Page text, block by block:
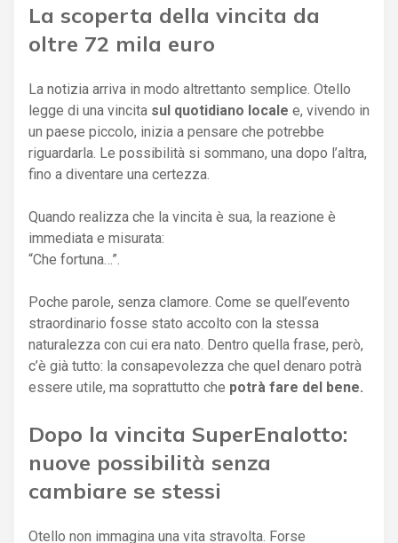
La scoperta della vincita da
oltre 72 mila euro
La notizia arriva in modo altrettanto semplice. Otello
legge di una vincita sul quotidiano locale e, vivendo in
un paese piccolo, inizia a pensare che potrebbe
riguardarla. Le possibilità si sommano, una dopo l’altra,
fino a diventare una certezza.
Quando realizza che la vincita è sua, la reazione è
immediata e misurata:
“Che fortuna…”.
Poche parole, senza clamore. Come se quell’evento
straordinario fosse stato accolto con la stessa
naturalezza con cui era nato. Dentro quella frase, però,
c’è già tutto: la consapevolezza che quel denaro potrà
essere utile, ma soprattutto che potrà fare del bene.
Dopo la vincita SuperEnalotto:
nuove possibilità senza
cambiare se stessi
Otello non immagina una vita stravolta. Forse